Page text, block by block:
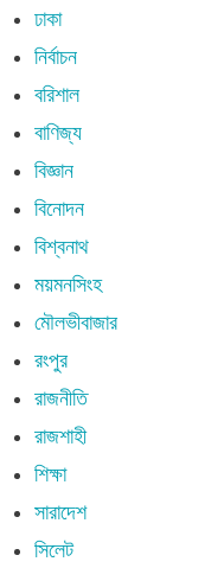
ঢাকা
নির্বাচন
বরিশাল
বাণিজ্য
বিজ্ঞান
বিনোদন
বিশ্বনাথ
ময়মনসিংহ
মৌলভীবাজার
রংপুর
রাজনীতি
রাজশাহী
শিক্ষা
সারাদেশ
সিলেট